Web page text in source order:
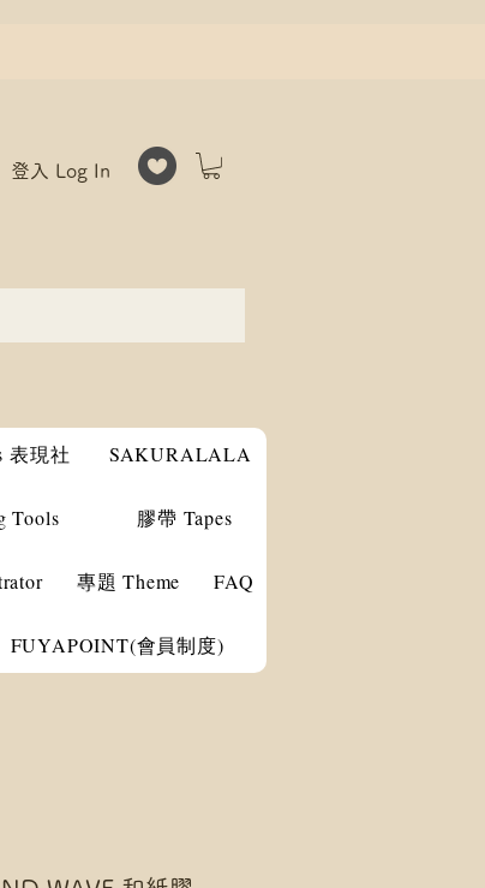
登入 Log In
表現社 SAKURALALA
Tools 膠帶 Tapes
專題 Theme FAQ
FUYAPOINT(會員制度)